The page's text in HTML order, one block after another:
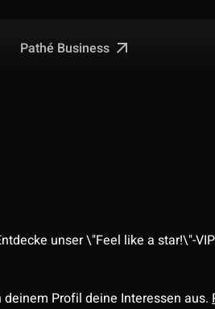
Pathé Business
unser \"Feel like a star!\"-
Profil deine Interessen aus.